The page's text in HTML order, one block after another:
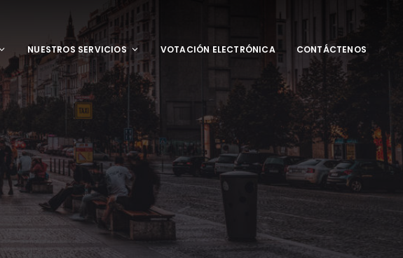
NUESTROS SERVICIOS VOTACIÓN ELECTRÓNICA CONTÁCTENOS